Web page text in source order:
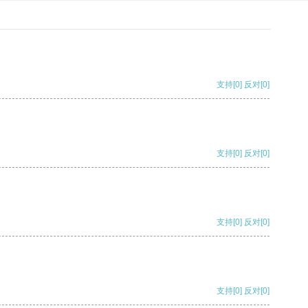
支持[0] 反对[0]
支持[0] 反对[0]
支持[0] 反对[0]
支持[0] 反对[0]